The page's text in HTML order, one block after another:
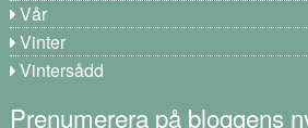
Vår
Vinter
Vintersådd
Prenumerera på bloggens